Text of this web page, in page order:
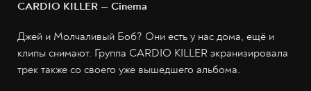
CARDIO KILLER — Cinema
Джей и Молчаливый Боб? Они есть у нас дома, ещё и
клипы снимают. Группа CARDIO KILLER экранизировала
трек также со своего уже вышедшего альбома.